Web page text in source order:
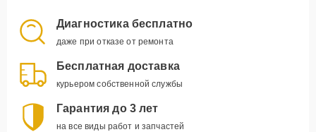
Диагностика бесплатно
даже при отказе от ремонта
Бесплатная доставка
курьером собственной службы
Гарантия до 3 лет
на все виды работ и запчастей